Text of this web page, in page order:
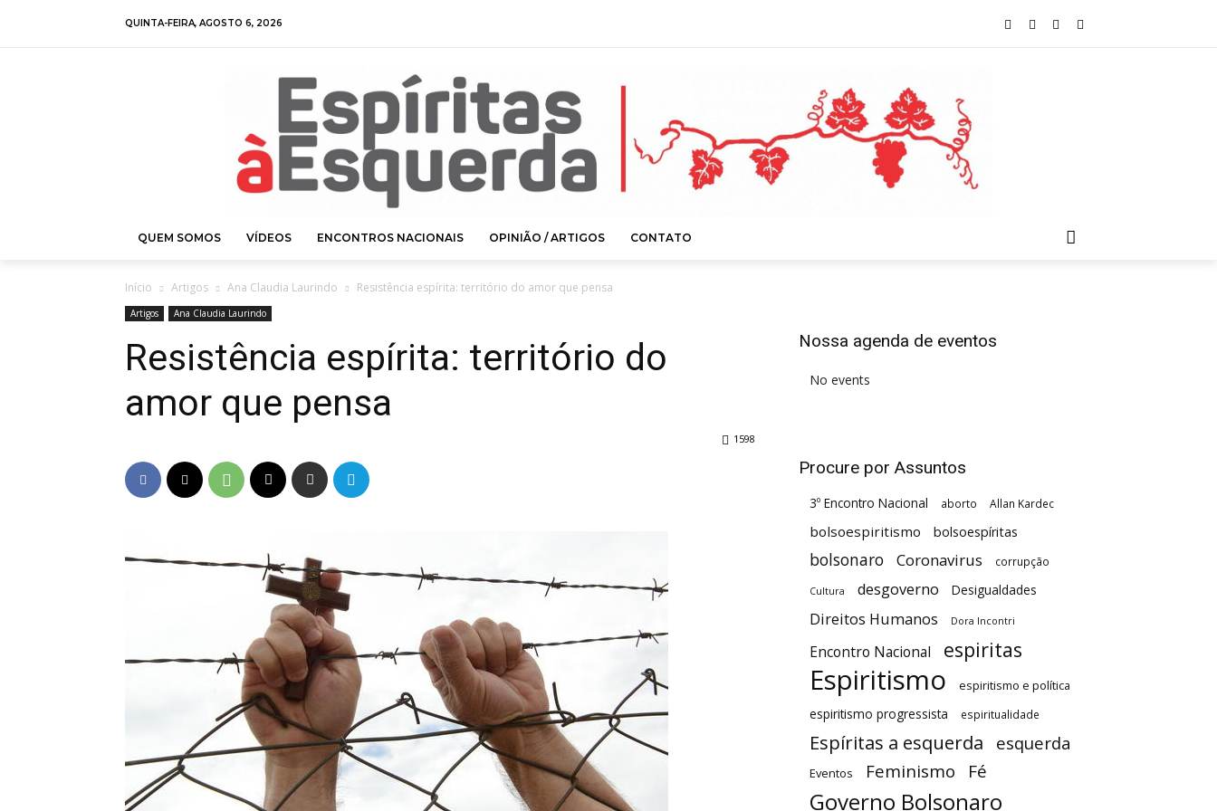
QUINTA-FEIRA, AGOSTO 6, 2026
QUEM SOMOS VÍDEOS ENCONTROS NACIONAIS OPINIÃO / ARTIGOS CONTATO
Início Artigos Ana Claudia Laurindo Resistência espírita: território do amor que pensa
Artigos Ana Claudia Laurindo
Resistência espírita: território do
amor que pensa
1598
Nossa agenda de eventos
No events
Procure por Assuntos
3º Encontro Nacional aborto Allan Kardec
bolsoespiritismo bolsoespíritas
bolsonaro Coronavirus corrupção
Cultura desgoverno Desigualdades
Direitos Humanos Dora Incontri
Encontro Nacional espiritas
Espiritismo espiritismo e política
espiritismo progressista espiritualidade
Espíritas a esquerda esquerda
Eventos Feminismo Fé
Governo Bolsonaro